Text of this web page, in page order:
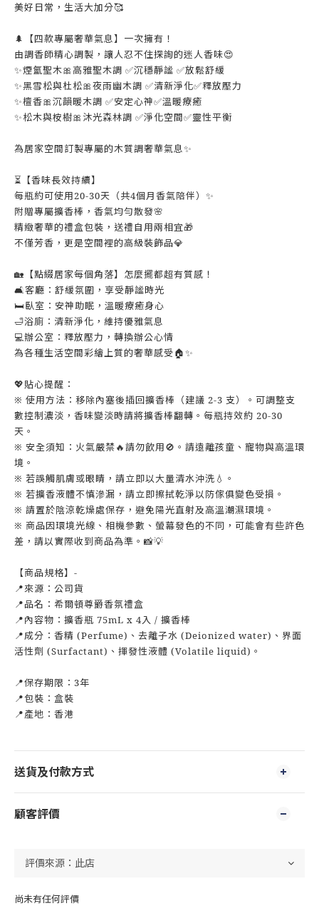
美好日常，生活大加分🥰
🌲【四款專屬奢華氣息】一次擁有！
由調香師精心調製，讓人忍不住探詢的迷人香味😍
✨煙氳聖木🎀高雅聖木調 ✅沉穩靜謐 ✅放鬆舒緩
✨黑雪松與杜松🎀夜雨幽木調 ✅清新淨化✅釋放壓力
✨檀香🎀沉韻暖木調 ✅安定心神✅溫暖療癒
✨松木與桉樹🎀沐光森林調 ✅淨化空間✅靈性平衡
為居家空間訂製專屬的木質調奢華氣息✨
⏳【香味長效持續】
每瓶約可使用20-30天（共4個月香氣陪伴）✨
附贈專屬擴香棒，香氣均勻散發🌸
精緻奢華的禮盒包裝，送禮自用兩相宜🎁
不僅芳香，更是空間裡的高級裝飾品💎
🏡【點綴居家每個角落】怎麼擺都超有質感！
🛋️客廳：舒緩氛圍，享受靜謐時光
🛏️臥室：安神助眠，溫暖療癒身心
🛁浴廁：清新淨化，維持優雅氣息
💻辦公室：釋放壓力，轉換辦公心情
為各種生活空間彩繪上質的奢華感受🏠✨
💖貼心提醒：
※ 使用方法：移除內塞後插回擴香棒（建議 2-3 支）。可調整支
數控制濃淡，香味變淡時請將擴香棒翻轉。每瓶持效約 20-30
天。
※ 安全須知：火氣嚴禁🔥請勿飲用🚫。請遠離孩童、寵物與高溫環
境。
※ 若誤觸肌膚或眼睛，請立即以大量清水沖洗💧。
※ 若擴香液體不慎滲漏，請立即擦拭乾淨以防傢俱變色受損。
※ 請置於陰涼乾燥處保存，避免陽光直射及高溫潮濕環境。
※ 商品因環境光線、相機參數、螢幕發色的不同，可能會有些許色
差，請以實際收到商品為準。📸💡
【商品規格】-
📍來源：公司貨
📍品名：希爾頓尊爵香氛禮盒
📍內容物：擴香瓶 75mL x 4入 / 擴香棒
📍成分：香精 (Perfume)、去離子水 (Deionized water)、界面
活性劑 (Surfactant)、揮發性液體 (Volatile liquid)。
📍保存期限：3年
📍包裝：盒裝
📍產地：香港
送貨及付款方式
顧客評價
尚未有任何評價